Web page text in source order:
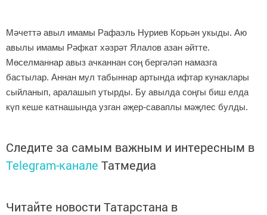
Мәчеттә авыл имамы Рафаэль Нуриев Корьән укыды. Аю
авылы имамы Рәфкат хәзрәт Ялалов азан әйтте.
Мөселманнар авыз ачканнан соң бергәләп намазга
бастылар. Аннан мул табыннар артында ифтар кунаклары
сыйланып, аралашып утырды. Бу авылда соңгы биш елда
күп кеше катнашында узган әҗер-саваплы мәҗлес булды.
Следите за самым важным и интересным в
Telegram-канале Татмедиа
Читайте новости Татарстана в